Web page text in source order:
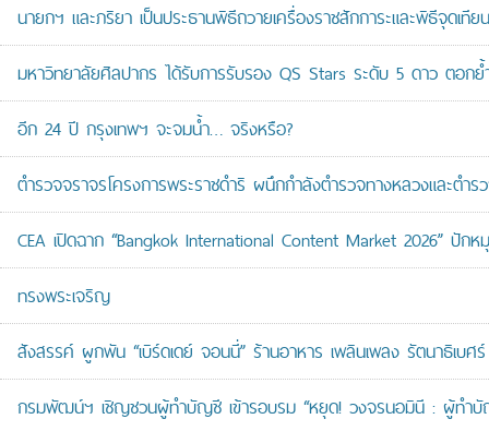
นายกฯ และภริยา เป็นประธานพิธีถวายเครื่องราชสักการะและพิธีจุดเ
มหาวิทยาลัยศิลปากร ได้รับการรับรอง QS Stars ระดับ 5 ดาว ตอก
อีก 24 ปี กรุงเทพฯ จะจมน้ำ… จริงหรือ?
ตำรวจจราจรโครงการพระราชดำริ ผนึกกำลังตำรวจทางหลวงและตำ
CEA เปิดฉาก “Bangkok International Content Market 2026” ปั
ทรงพระเจริญ
สังสรรค์ ผูกพัน “เบิร์ดเดย์ จอนนี่” ร้านอาหาร เพลินเพลง รัตนาธิเบศ
กรมพัฒน์ฯ เชิญชวนผู้ทำบัญชี เข้ารอบรม “หยุด! วงจรนอมินี : ผู้ทำ